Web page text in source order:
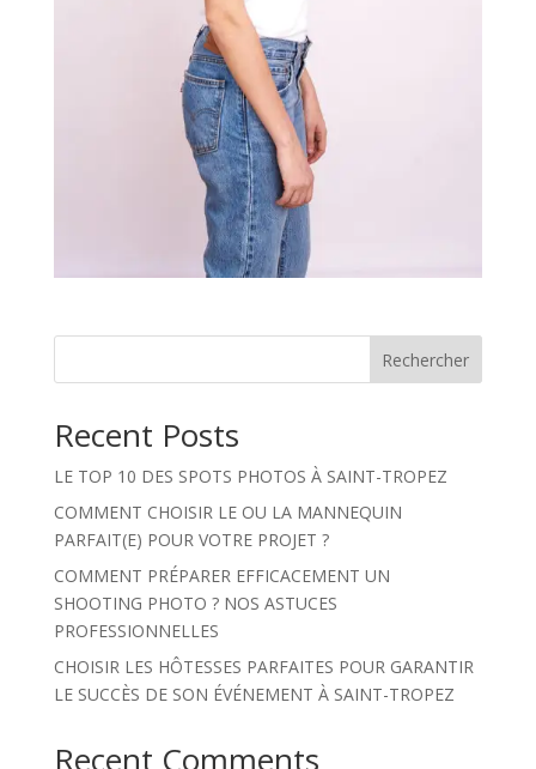
Rechercher
Recent Posts
LE TOP 10 DES SPOTS PHOTOS À SAINT-TROPEZ
COMMENT CHOISIR LE OU LA MANNEQUIN
PARFAIT(E) POUR VOTRE PROJET ?
COMMENT PRÉPARER EFFICACEMENT UN
SHOOTING PHOTO ? NOS ASTUCES
PROFESSIONNELLES
CHOISIR LES HÔTESSES PARFAITES POUR GARANTIR
LE SUCCÈS DE SON ÉVÉNEMENT À SAINT-TROPEZ
Recent Comments